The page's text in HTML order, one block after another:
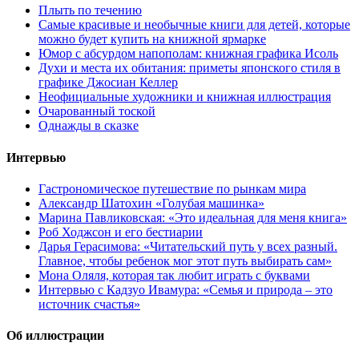
Плыть по течению
Самые красивые и необычные книги для детей, которые
можно будет купить на книжной ярмарке
Юмор с абсурдом напополам: книжная графика Исоль
Духи и места их обитания: приметы японского стиля в
графике Джосиан Келлер
Неофициальные художники и книжная иллюстрация
Очарованный тоской
Однажды в сказке
Интервью
Гастрономическое путешествие по рынкам мира
Александр Шатохин «Голубая машинка»
Марина Павликовская: «Это идеальная для меня книга»
Роб Ходжсон и его бестиарии
Дарья Герасимова: «Читательский путь у всех разный.
Главное, чтобы ребенок мог этот путь выбирать сам»
Мона Оляля, которая так любит играть с буквами
Интервью с Кадзуо Ивамура: «Семья и природа – это
источник счастья»
Об иллюстрации